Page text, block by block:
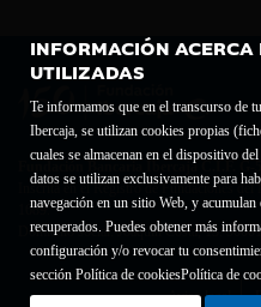
INFORMACIÓN ACERCA
UTILIZADAS
Te informamos que en el transcurso de
Ibercaja, se utilizan cookies propias
cuales se almacenan en el dispositivo
datos se utilizan exclusivamente para
navegación en un sitio Web, y
recuperados. Puedes obtener más
configuración y/o revocar tu
sección Política de cookiesPolítica de
Fundación Bancaria Ibercaja C.I.F. G-
Inscrita en el Registro de Fundaciones
1689.
Domicilio social: Joaquín Costa, 13.
Aviso legal